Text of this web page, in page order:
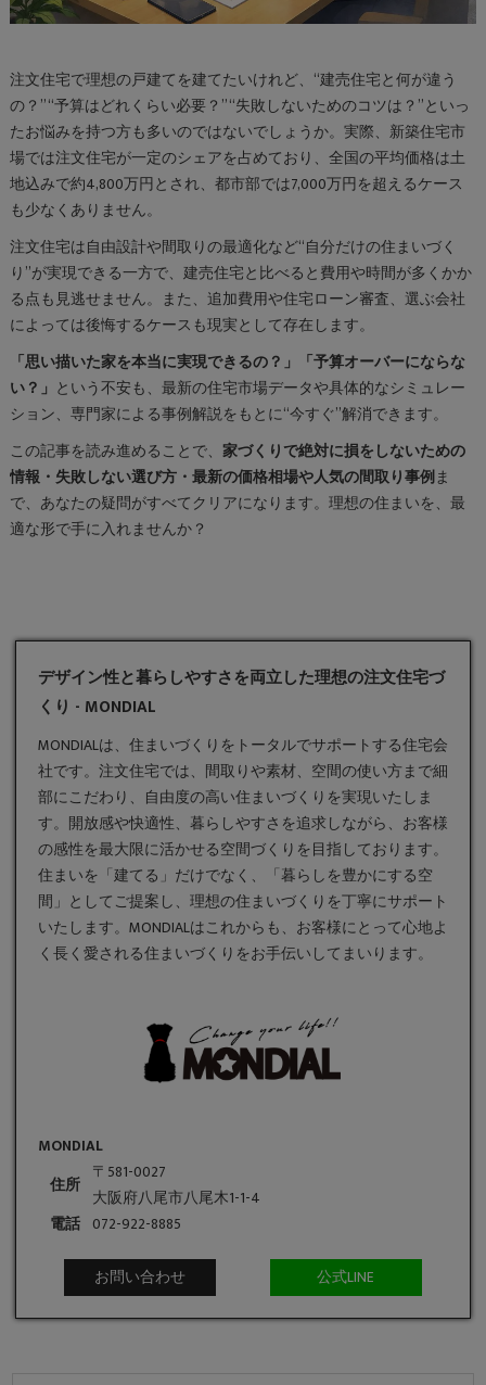
注文住宅で理想の戸建てを建てたいけれど、“建売住宅と何が違う
の？” “予算はどれくらい必要？” “失敗しないためのコツは？”といっ
たお悩みを持つ方も多いのではないでしょうか。実際、新築住宅市
場では注文住宅が一定のシェアを占めており、全国の平均価格は土
地込みで約4,800万円とされ、都市部では7,000万円を超えるケース
も少なくありません。
注文住宅は自由設計や間取りの最適化など“自分だけの住まいづく
り”が実現できる一方で、建売住宅と比べると費用や時間が多くかか
る点も見逃せません。また、追加費用や住宅ローン審査、選ぶ会社
によっては後悔するケースも現実として存在します。
「思い描いた家を本当に実現できるの？」「予算オーバーにならな
い？」 という不安も、最新の住宅市場データや具体的なシミュレー
ション、専門家による事例解説をもとに“今すぐ”解消できます。
この記事を読み進めることで、 家づくりで絶対に損をしないための
情報・失敗しない選び方・最新の価格相場や人気の間取り事例ま
で、あなたの疑問がすべてクリアになります。理想の住まいを、最
適な形で手に入れませんか？
デザイン性と暮らしやすさを両立した理想の注文住宅づ
くり - MONDIAL
MONDIALは、住まいづくりをトータルでサポートする住宅会
社です。 注文住宅では、間取りや素材、空間の使い方まで細
部にこだわり、自由度の高い住まいづくりを実現いたしま
す。開放感や快適性、暮らしやすさを追求しながら、お客様
の感性を最大限に活かせる空間づくりを目指しております。
住まいを「建てる」だけでなく、「暮らしを豊かにする空
間」としてご提案し、理想の住まいづくりを丁寧にサポート
いたします。MONDIALはこれからも、お客様にとって心地よ
く長く愛される住まいづくりをお手伝いしてまいります。
MONDIAL
住所
〒581-0027
大阪府八尾市八尾木1-1-4
電話 072-922-8885
お問い合わせ 公式LINE